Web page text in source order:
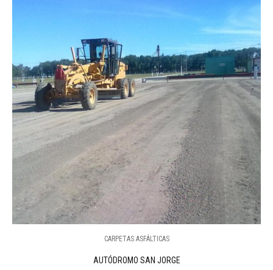
CARPETAS ASFÁLTICAS
AUTÓDROMO SAN JORGE